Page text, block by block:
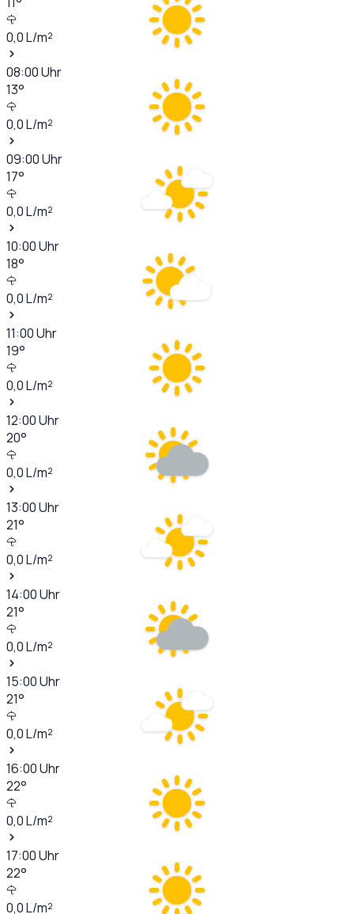
0,0L/m²
08:00Uhr
13°
0,0L/m²
09:00Uhr
17°
0,0L/m²
10:00Uhr
18°
0,0L/m²
11:00Uhr
19°
0,0L/m²
12:00Uhr
20°
0,0L/m²
13:00Uhr
21°
0,0L/m²
14:00Uhr
21°
0,0L/m²
15:00Uhr
21°
0,0L/m²
16:00Uhr
22°
0,0L/m²
17:00Uhr
22°
0,0L/m²